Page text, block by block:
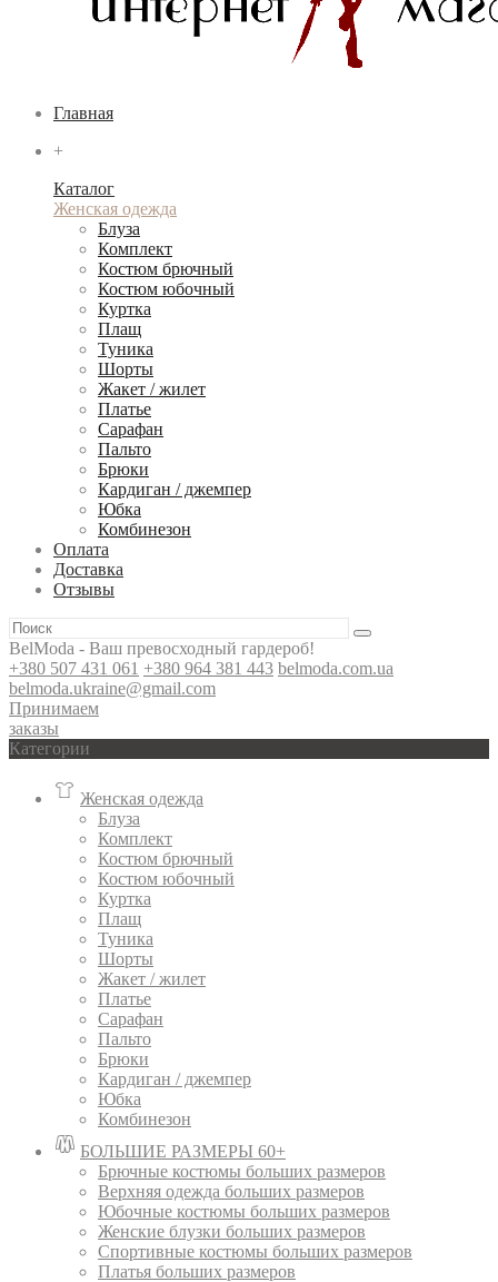
Главная
+
Каталог
Женская одежда
Блуза
Комплект
Костюм брючный
Костюм юбочный
Куртка
Плащ
Туника
Шорты
Жакет / жилет
Платье
Сарафан
Пальто
Брюки
Кардиган / джемпер
Юбка
Комбинезон
Оплата
Доставка
Отзывы
BelModa - Ваш превосходный гардероб!
+380 507 431 061 +380 964 381 443 belmoda.com.ua
belmoda.ukraine@gmail.com
Принимаем
заказы
Категории
Женская одежда
Блуза
Комплект
Костюм брючный
Костюм юбочный
Куртка
Плащ
Туника
Шорты
Жакет / жилет
Платье
Сарафан
Пальто
Брюки
Кардиган / джемпер
Юбка
Комбинезон
БОЛЬШИЕ РАЗМЕРЫ 60+
Брючные костюмы больших размеров
Верхняя одежда больших размеров
Юбочные костюмы больших размеров
Женские блузки больших размеров
Спортивные костюмы больших размеров
Платья больших размеров